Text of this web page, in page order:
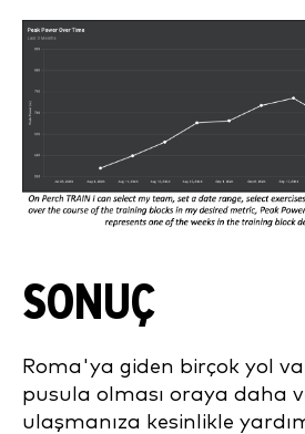
SONUÇ
Roma'ya giden birçok yol
pusula olması oraya daha
ulaşmanıza kesinlikle